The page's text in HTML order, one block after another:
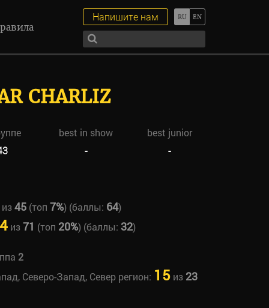
Напишите нам
CHARLIZ
best in show
best junior
- -
45(топ 7%) (баллы: 64)
из71 (топ 20%) (баллы: 32)
2
Северо-Запад, Север регион: 15из 23